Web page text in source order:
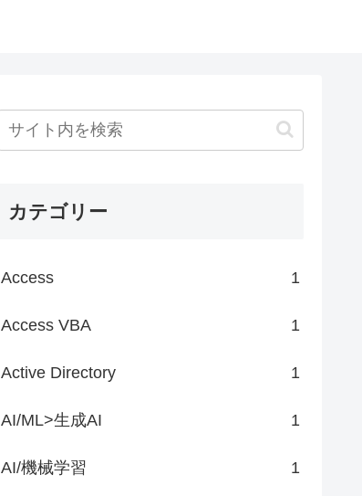
カテゴリー
Access 1
Access VBA 1
Active Directory 1
AI/ML>生成AI 1
AI/機械学習 1